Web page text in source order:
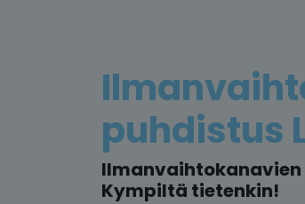
puhdistus
Ilmanvaihtokanavien
Kympiltä tietenkin!